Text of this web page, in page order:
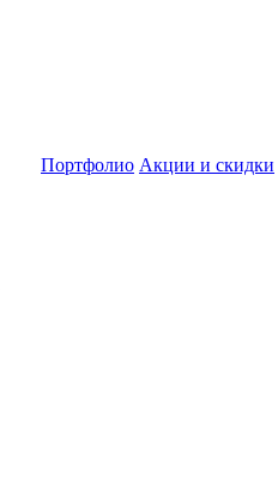
Портфолио Акции и скидки